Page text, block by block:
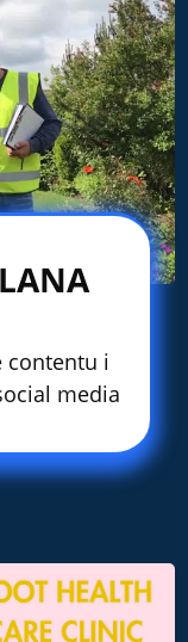
contentu i
media